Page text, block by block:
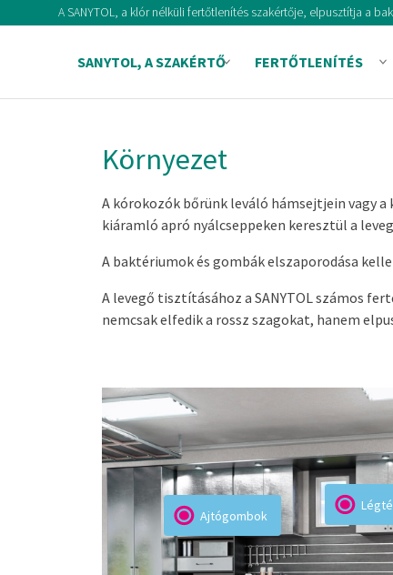
A SANYTOL, a klór nélküli fertőtlenítés szakértője, elpusztítja a
SANYTOL, A SZAKÉRTŐ FERTŐTLENÍTÉS
Környezet
A kórokozók bőrünk leváló hámsejtjein vagy
kiáramló apró nyálcseppeken keresztül a
A baktériumok és gombák elszaporodása
A levegő tisztításához a SANYTOL számos
nemcsak elfedik a rossz szagokat, hanem
Ajtógombok
ezért fertőzés
SZEKRÉNYBELSŐK
A szekrények hosszú ideig zárva vannak,
amelyek kárt okozhatnak a bennük tartott
megtisztításához és fertőtlenítéséhez a
SZAGTALANÍTÓ; LEVEGŐ, FELÜLETEK
amely elpusztítja a vírusok és a
után.